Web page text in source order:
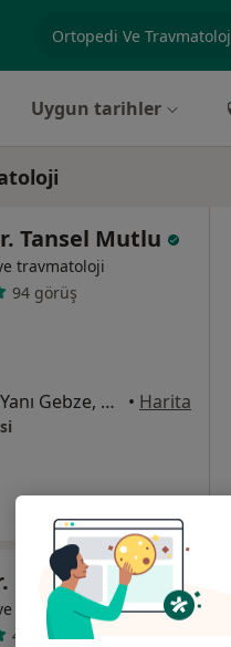
Uygun tarihler
Tansel Mutlu
travmatoloji
94 görüş
Kavak Cad. No: 5 Belediye Yanı Gebze, Kocaeli • Harita
Murat Aydın
travmatoloji
45 görüş